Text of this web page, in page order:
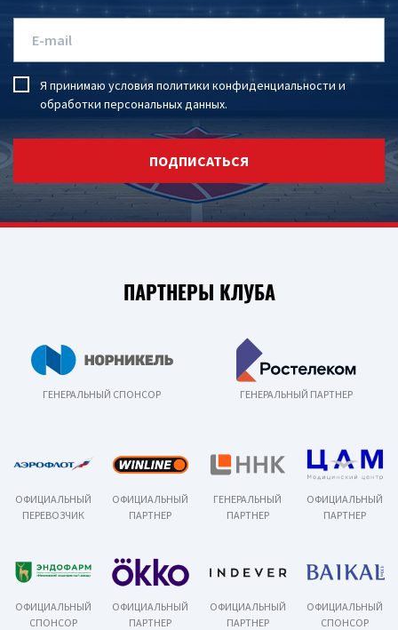
Я принимаю условия политики конфиденциальности и
обработки персональных данных.
ПОДПИСАТЬСЯ
ПАРТНЕРЫ КЛУБА
ГЕНЕРАЛЬНЫЙ СПОНСОР ГЕНЕРАЛЬНЫЙ ПАРТНЕР
ОФИЦИАЛЬНЫЙ
ПЕРЕВОЗЧИК
ОФИЦИАЛЬНЫЙ
ПАРТНЕР
ГЕНЕРАЛЬНЫЙ
ПАРТНЕР
ОФИЦИАЛЬНЫЙ
ПАРТНЕР
ОФИЦИАЛЬНЫЙ
СПОНСОР
ОФИЦИАЛЬНЫЙ
ПАРТНЕР
ОФИЦИАЛЬНЫЙ
ПАРТНЕР
ОФИЦИАЛЬНЫЙ
СПОНСОР